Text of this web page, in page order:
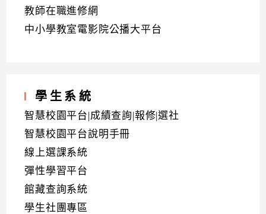
教師在職進修網
中小學教室電影院公播大平台
學生系統
智慧校園平台|成績查詢|報修|選社
智慧校園平台說明手冊
線上選課系統
彈性學習平台
館藏查詢系統
學生社團專區